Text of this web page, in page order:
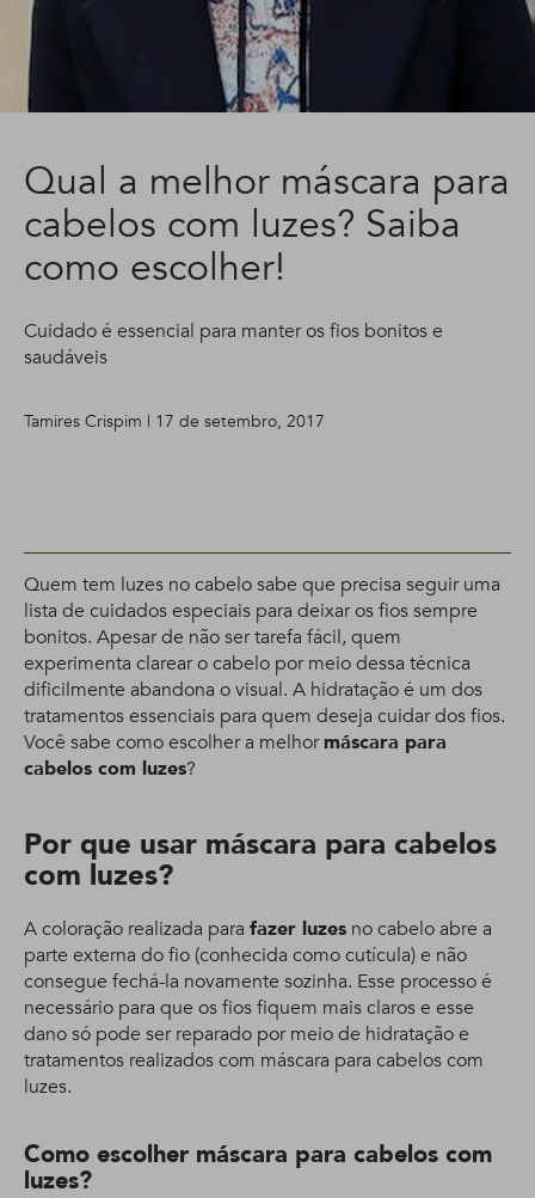
Qual a melhor máscara para
cabelos com luzes? Saiba
como escolher!
Cuidado é essencial para manter os fios bonitos e
saudáveis
Tamires Crispim | 17 de setembro, 2017
Quem tem luzes no cabelo sabe que precisa seguir uma
lista de cuidados especiais para deixar os fios sempre
bonitos. Apesar de não ser tarefa fácil, quem
experimenta clarear o cabelo por meio dessa técnica
dificilmente abandona o visual. A hidratação é um dos
tratamentos essenciais para quem deseja cuidar dos fios.
Você sabe como escolher a melhormáscara para
cabelos com luzes?
Por que usar máscara para cabelos
com luzes?
A coloração realizada para fazer luzes no cabelo abre a
parte externa do fio (conhecida como cutícula) e não
consegue fechá-la novamente sozinha. Esse processo é
necessário para que os fios fiquem mais claros e esse
dano só pode ser reparado por meio de hidratação e
tratamentos realizados com máscara para cabelos com
luzes.
Como escolher máscara para cabelos com
luzes?